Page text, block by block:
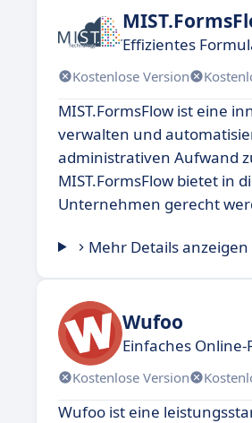
Effizientes
Kostenlose Version
MIST.FormsFlow ist eine
verwalten und
administrativen Aufwand
MIST.FormsFlow bietet in
Unternehmen gerecht
Mehr Details anzeigen
Wufoo
Einfaches
Kostenlose Version
Wufoo ist eine